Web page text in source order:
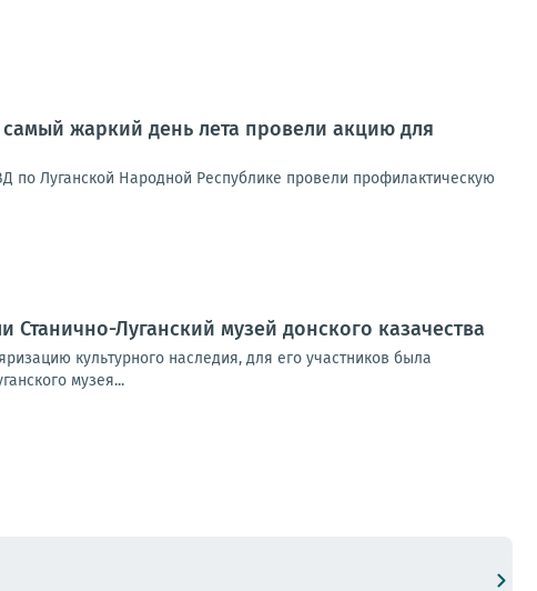
жаркий день лета провели акцию для
Луганской Народной Республике провели профилактическую
Луганский музей донского казачества
культурного наследия, для его участников была
музея...